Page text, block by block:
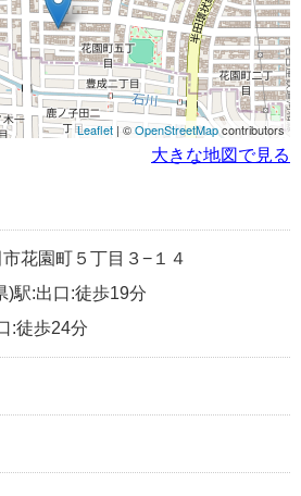
Leaflet | ©OpenStreetMapcontributors
大きな地図で見る
花園町５丁目３−１４
)駅:出口:徒歩19分
:徒歩24分